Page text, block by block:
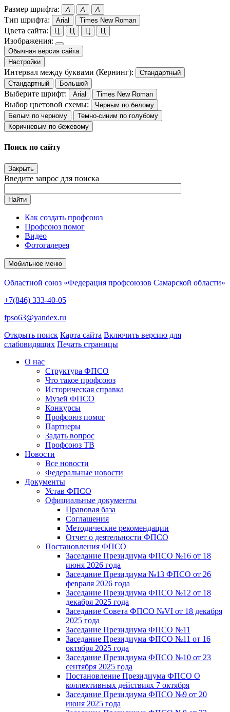
Размер шрифта: A A A
Тип шрифта: Arial Times New Roman
Цвета сайта: Ц Ц Ц Ц
Изображения:
Обычная версия сайта
Настройки
Интервал между буквами (Кернинг):
Стандартный
Стандартный
Большой
Выберите шрифт: Arial Times New Roman
Выбор цветовой схемы:
Черным по белому
Белым по черному
Темно-синим по голубому
Коричневым по бежевому
Поиск по сайту
Закрыть
Введите запрос для поиска
Найти
Как создать профсоюз
Профсоюз помог
Видео
Фотогалерея
Мобильное меню
Областной союз «Федерация профсоюзов Самарской области»
+7(846) 333-40-05
fpso63@yandex.ru
Открыть поиск Карта сайта Включить версию для
слабовидящих Печать страницы
О нас
Структура ФПСО
Что такое профсоюз
Историческая справка
Музей ФПСО
Конкурсы
Профсоюз помог
Партнеры
Задать вопрос
Профсоюз ТВ
Новости
Все новости
Федеральные новости
Документы
Устав ФПСО
Официальные документы
Правовая база
Соглашения
Методические рекомендации
Отчет о деятельности ФПСО
Постановления ФПСО
Заседание Президиума ФПСО №16 от 18
июня 2026 года
Заседание Президиума №13 ФПСО от 26
февраля 2026 года
Заседание Президиума ФПСО №12 от 18
декабря 2025 года
Заседание Совета ФПСО №VI от 18 декабря
2025 года
Заседание Президиума ФПСО №11
Заседание Президиума ФПСО №11 от 16
октября 2025 года
Заседание Президиума ФПСО №10 от 23
сентября 2025 года
Постановление Президиума ФПСО О
коллективных действиях 7 октября
Заседание Президиума ФПСО №9 от 20
июня 2025 года